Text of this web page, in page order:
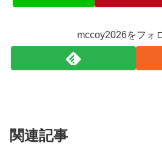
mccoy2026をフォ
関連記事